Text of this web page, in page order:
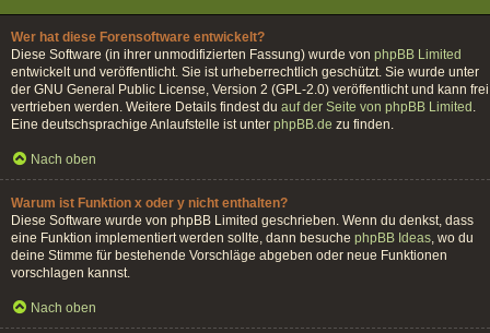
Wer hat diese Forensoftware entwickelt?
Diese Software (in ihrer unmodifizierten Fassung) wurde von phpBB Limited
entwickelt und veröffentlicht. Sie ist urheberrechtlich geschützt. Sie wurde unter
der GNU General Public License, Version 2 (GPL-2.0) veröffentlicht und kann frei
vertrieben werden. Weitere Details findest du auf der Seite von phpBB Limited .
Eine deutschsprachige Anlaufstelle ist unter phpBB.de zu finden.
Nach oben
Warum ist Funktion x oder y nicht enthalten?
Diese Software wurde von phpBB Limited geschrieben. Wenn du denkst, dass
eine Funktion implementiert werden sollte, dann besuche phpBB Ideas, wo du
deine Stimme für bestehende Vorschläge abgeben oder neue Funktionen
vorschlagen kannst.
Nach oben